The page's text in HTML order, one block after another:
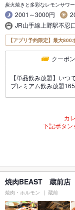
炭火焼きと多彩なレモンサワ
2001～3000円
JR山手線上野駅不忍
【アプリ予約限定】最大800
クーポン
【単品飲み放題】い
プレミアム飲み放題
カ
下記ボタン
焼肉BEAST 蔵前店
焼肉・ホルモン 蔵前